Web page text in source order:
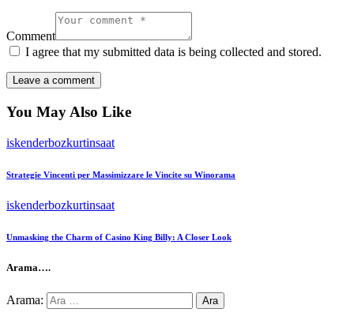
Comment
I agree that my submitted data is being collected and stored.
You May Also Like
iskenderbozkurtinsaat
Strategie Vincenti per Massimizzare le Vincite su Winorama
iskenderbozkurtinsaat
Unmasking the Charm of Casino King Billy: A Closer Look
Arama….
Arama: